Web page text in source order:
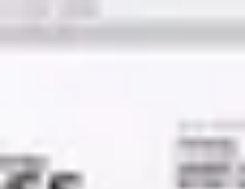
Environnement
Comprendre les toners